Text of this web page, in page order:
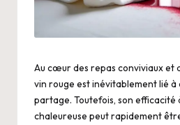
Au cœur des repas conviviaux et
vin rouge est inévitablement lié à
partage. Toutefois, son efficacité
chaleureuse peut rapidement